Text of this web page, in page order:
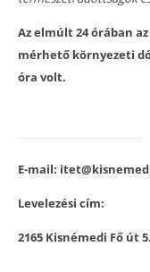
Az elmúlt 24 órában
mérhető
óra volt.
E-mail:
Levelezési cím:
2165 Kisnémedi Fő út 5.